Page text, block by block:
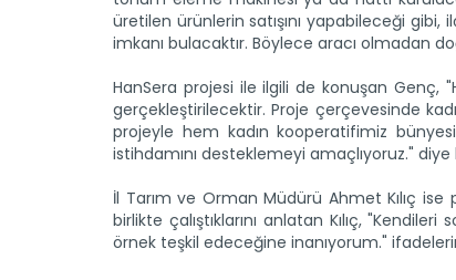
üretilen ürünlerin satışını yapabileceği
imkanı bulacaktır. Böylece aracı olmadan
HanSera projesi ile ilgili de konuşan Genç,
gerçekleştirilecektir. Proje çerçevesinde
projeyle hem kadın kooperatifimiz
istihdamını desteklemeyi amaçlıyoruz."
İl Tarım ve Orman Müdürü Ahmet Kılıç
birlikte çalıştıklarını anlatan Kılıç,
örnek teşkil edeceğine inanıyorum."